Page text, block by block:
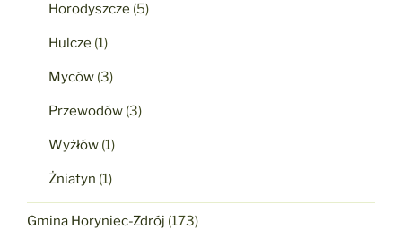
Horodyszcze (5)
Hulcze (1)
Myców (3)
Przewodów (3)
Wyżłów (1)
Żniatyn (1)
Gmina Horyniec-Zdrój (173)